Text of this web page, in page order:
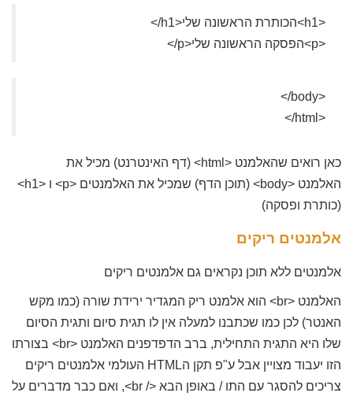
<h1>הכותרת הראשונה שלי<h1/>
<p>הפסקה הראשונה שלי<p/>
<body/>
<html/>
כאן רואים שהאלמנט <html> (דף האינטרנט) מכיל את
האלמנט <body> (תוכן הדף) שמכיל את האלמנטים <p> ו <h1>
(כותרת ופסקה)
אלמנטים ריקים
אלמנטים ללא תוכן נקראים גם אלמנטים ריקים
האלמנט <br> הוא אלמנט ריק המגדיר ירידת שורה (כמו מקש
האנטר) לכן כמו שכתבנו למעלה אין לו תגית סיום ותגית הסיום
שלו היא התגית התחילית, ברב הדפדפנים האלמנט <br> בצורתו
הזו יעבוד מצויין אבל ע"פ תקן הHTML העולמי אלמנטים ריקים
צריכים להסגר עם התו / באופן הבא </ br>, ואם כבר מדברים על